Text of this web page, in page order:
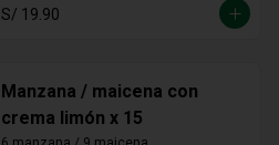
S/ 19.90
Manzana / maicena con
crema limón x 15